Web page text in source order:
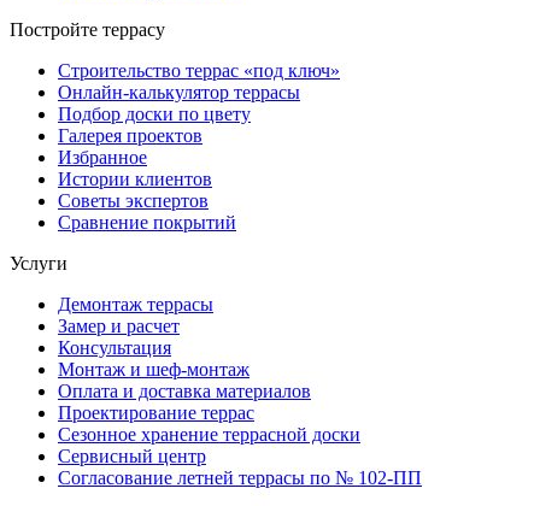
Постройте террасу
Строительство террас «под ключ»
Онлайн-калькулятор террасы
Подбор доски по цвету
Галерея проектов
Избранное
Истории клиентов
Советы экспертов
Сравнение покрытий
Услуги
Демонтаж террасы
Замер и расчет
Консультация
Монтаж и шеф-монтаж
Оплата и доставка материалов
Проектирование террас
Сезонное хранение террасной доски
Сервисный центр
Согласование летней террасы по № 102-ПП